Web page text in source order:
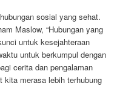
sosial yang sehat.
Maslow, “Hubungan yang
untuk kesejahteraan
untuk berkumpul dengan
cerita dan pengalaman
kita merasa lebih terhubung